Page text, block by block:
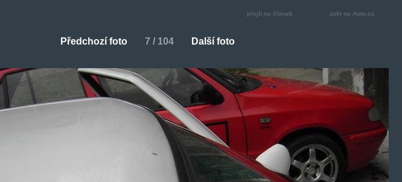
přejít na článek zpět na Auto.cz
Předchozí foto 7 / 104 Další foto